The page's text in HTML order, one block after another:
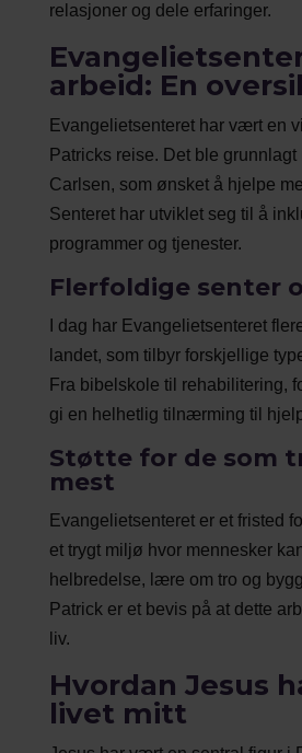
relasjoner og dele erfaringer.
arbeid: En
Evangelietsenteret har vært en
Patricks reise. Det ble
Carlsen, som ønsket å hjelpe
Senteret har utviklet seg til å
programmer og tjenester.
Flerfoldige senter
I dag har Evangelietsenteret
landet, som tilbyr forskjellige
Fra bibelskole til rehabilitering,
gi en helhetlig tilnærming til
Støtte for de som
mest
Evangelietsenteret er et fristed
et trygt miljø hvor mennesker
helbredelse, lære om tro og
Patrick er et bevis på at dette
liv.
Hvordan Jesus
livet mitt